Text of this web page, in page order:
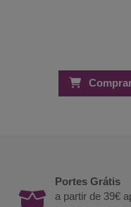
Portes Grátis
a partir de 39€